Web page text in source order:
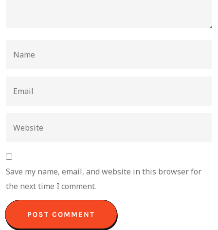
Save my name, email, and website in this browser for
the next time I comment.